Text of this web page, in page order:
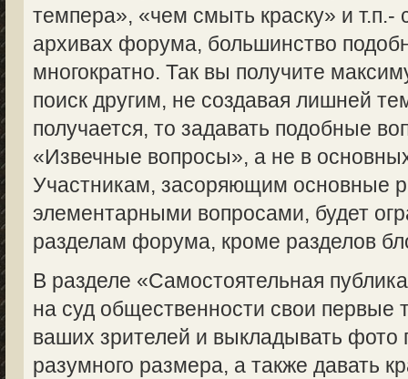
темпера», «чем смыть краску» и т.п.-
архивах форума, большинство
многократно. Так вы получите
поиск другим, не создавая лишней
получается, то задавать подобные
«Извечные вопросы», а не в
Участникам, засоряющим основные
элементарными вопросами, будет
разделам форума, кроме разделов
В разделе «Самостоятельная
на суд общественности свои первые
ваших зрителей и выкладывать фото
разумного размера, а также давать